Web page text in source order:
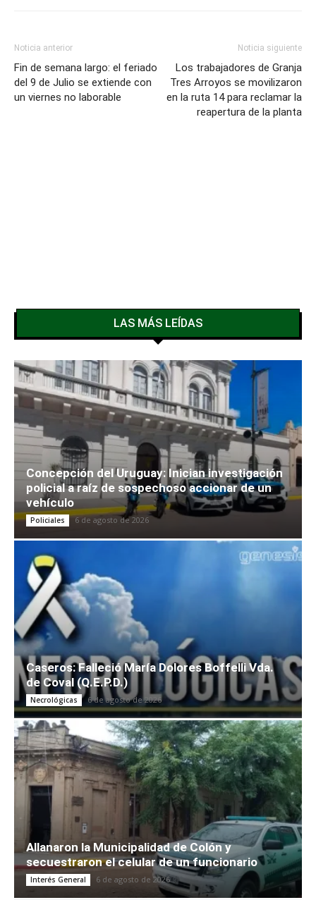
Noticia anterior
Fin de semana largo: el feriado
del 9 de Julio se extiende con
un viernes no laborable
Noticia siguiente
Los trabajadores de Granja
Tres Arroyos se movilizaron
en la ruta 14 para reclamar la
reapertura de la planta
LAS MÁS LEÍDAS
Concepción del Uruguay: Inician investigación
policial a raíz de sospechoso accionar de un
vehículo
Policiales 6 de agosto de 2026
Caseros: Falleció María Dolores Boffelli Vda.
de Coval (Q.E.P.D.)
Necrológicas 6 de agosto de 2026
Allanaron la Municipalidad de Colón y
secuestraron el celular de un funcionario
Interés General 6 de agosto de 2026